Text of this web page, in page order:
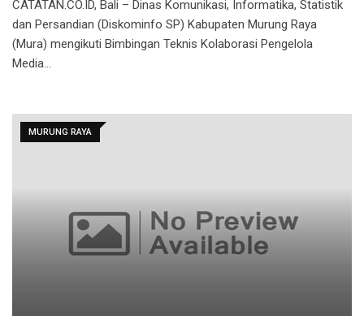
CATATAN.CO.ID, Bali – Dinas Komunikasi, Informatika, Statistik
dan Persandian (Diskominfo SP) Kabupaten Murung Raya
(Mura) mengikuti Bimbingan Teknis Kolaborasi Pengelola
Media…
MURUNG RAYA